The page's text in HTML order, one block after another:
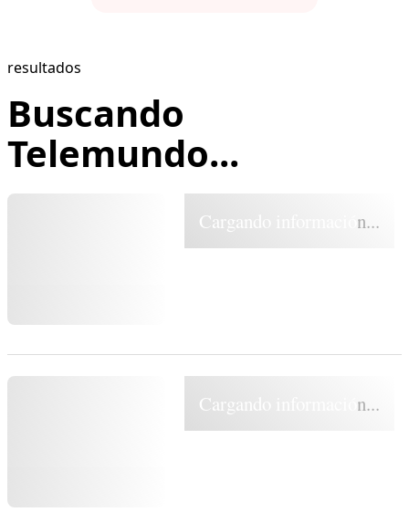
resultados
Buscando
Telemundo...
Cargando información...
Cargando información...